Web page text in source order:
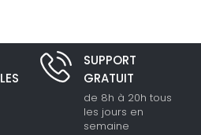
SUPPORT
GRATUIT
de 8h à 20h tous
les jours en
semaine